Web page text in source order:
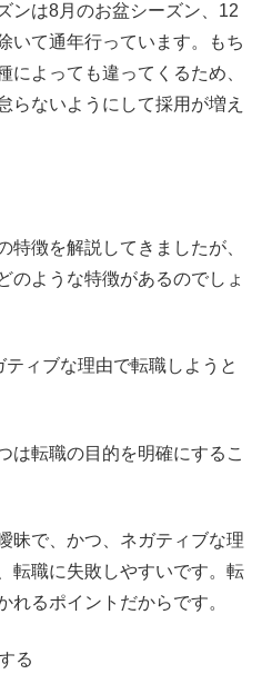
ンは8月のお盆シーズン、12
いて通年行っています。もち
によっても違ってくるため、
らないようにして採用が増え
特徴を解説してきましたが、
のような特徴があるのでしょ
ィブな理由で転職しようと
は転職の目的を明確にするこ
昧で、かつ、ネガティブな理
転職に失敗しやすいです。転
れるポイントだからです。
る